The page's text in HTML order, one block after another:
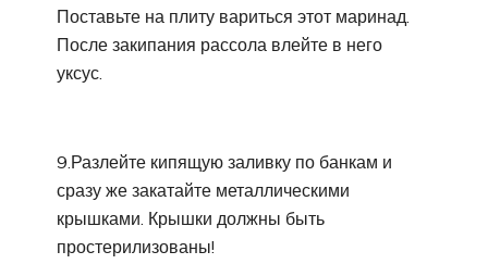
Поставьте на плиту вариться этот маринад.
После закипания рассола влейте в него
уксус.
9.Разлейте кипящую заливку по банкам и
сразу же закатайте металлическими
крышками. Крышки должны быть
простерилизованы!